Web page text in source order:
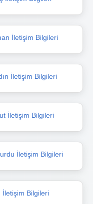
İletişim Bilgileri
İletişim Bilgileri
İletişim Bilgileri
İletişim Bilgileri
İletişim Bilgileri